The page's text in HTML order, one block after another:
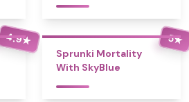
4.9★ 5★
Sprunki Mortality
With SkyBlue